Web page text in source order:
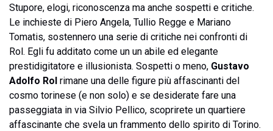
Stupore, elogi, riconoscenza ma anche sospetti e critiche.
Le inchieste di Piero Angela, Tullio Regge e Mariano
Tomatis, sostennero una serie di critiche nei confronti di
Rol. Egli fu additato come un un abile ed elegante
prestidigitatore e illusionista. Sospetti o meno, Gustavo
Adolfo Rol rimane una delle figure più affascinanti del
cosmo torinese (e non solo) e se desiderate fare una
passeggiata in via Silvio Pellico, scoprirete un quartiere
affascinante che svela un frammento dello spirito di Torino.